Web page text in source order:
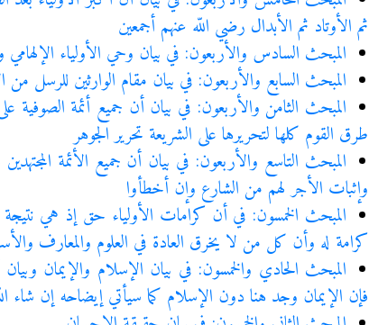
ثم الأوتاد ثم الأبدال رضي اللّه عنهم أجمعين
المبحث السادس والأربعون: في بيان وحي الأولياء
المبحث السابع والأربعون: في بيان مقام الوارثين للرسل من
المبحث الثامن والأربعون: في بيان أن جميع أئمة
طرق القوم كلها لتحريرها على الشريعة تحرير الجوهر
المبحث التاسع والأربعون: في بيان أن جميع الأئمة
وإثبات الأجر لهم من الشارع وإن أخطأوا
المبحث الخمسون: في أن كرامات الأولياء حق إذ هي
كرامة له وأن كل من لا يخرق العادة في العلوم والمعارف
المبحث الحادي والخمسون: في بيان الإسلام والإيمان
فإن الإيمان وجد هنا دون الإسلام كما سيأتي إيضاحه إن شاء